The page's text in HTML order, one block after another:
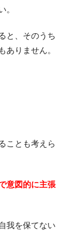
。
と、そのうち
ありません。
ことも考えら
意図的に主張
我を保てない